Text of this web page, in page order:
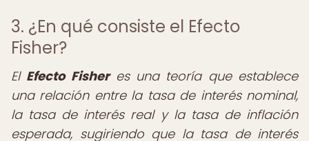
3. ¿En qué consiste el Efecto
Fisher?
El Efecto Fisheres una teoría que establece
una relación entre la tasa de interés nominal,
la tasa de interés real y la tasa de inflación
esperada, sugiriendo que la tasa de interés